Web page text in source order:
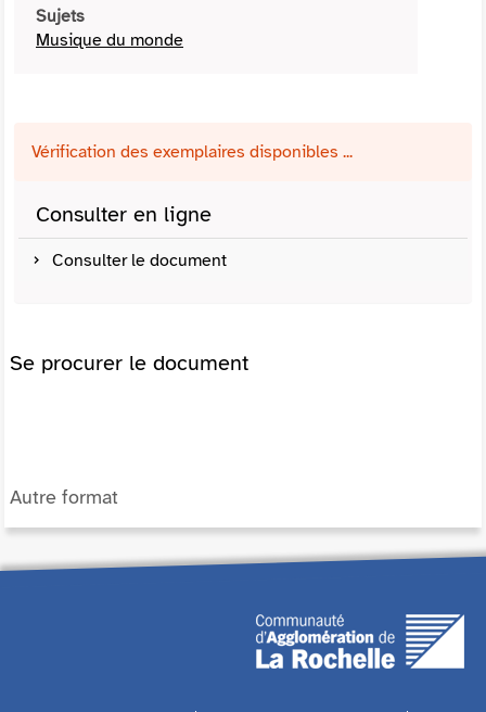
Sujets
Musique du monde
Vérification des exemplaires disponibles ...
Consulter en ligne
Consulter le document
Se procurer le document
Autre format